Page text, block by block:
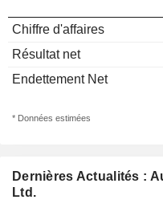
Dernières Actualités :
Ltd.
Chiffre d'affaires
Résultat net
Endettement Net
* Données estimées